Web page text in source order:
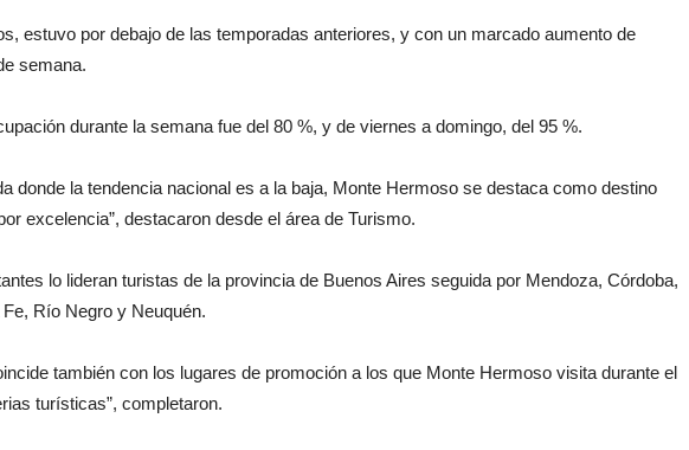
estuvo por debajo de las temporadas anteriores, y con un marcado aumento de
semana.
durante la semana fue del 80 %, y de viernes a domingo, del 95 %.
donde la tendencia nacional es a la baja, Monte Hermoso se destaca como destino
excelencia”, destacaron desde el área de Turismo.
lo lideran turistas de la provincia de Buenos Aires seguida por Mendoza, Córdoba,
Río Negro y Neuquén.
también con los lugares de promoción a los que Monte Hermoso visita durante el
turísticas”, completaron.